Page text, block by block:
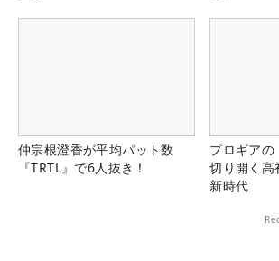
仲宗根澄香が平均パット数
『TRTL』で6人抜き！
プロギア
切り開く高
新時代